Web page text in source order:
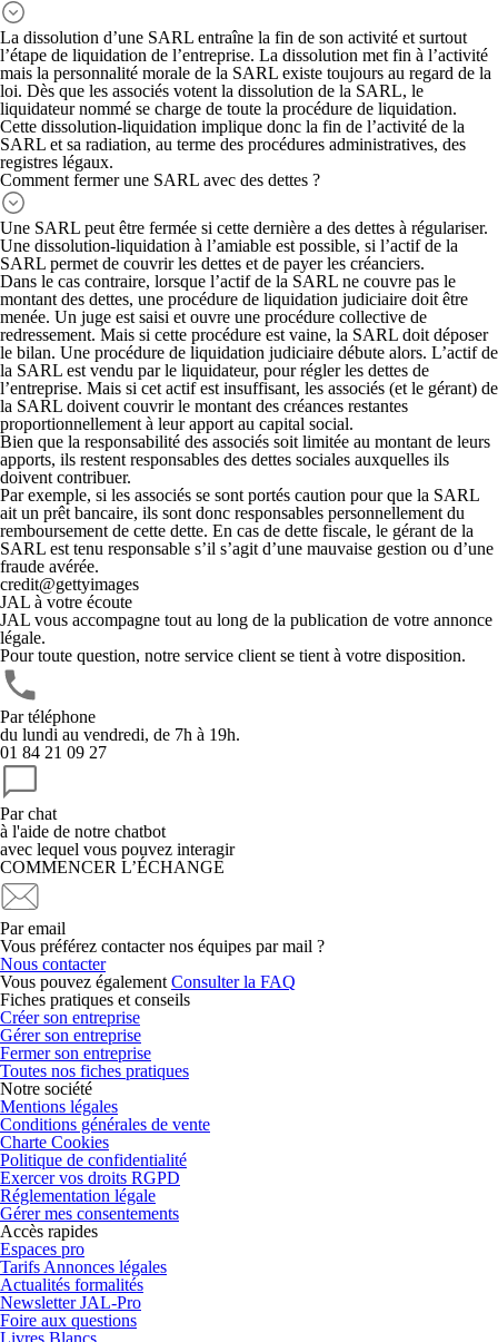
La dissolution d’une SARL entraîne la fin de son activité et surtout
l’étape de liquidation de l’entreprise. La dissolution met fin à l’activité
mais la personnalité morale de la SARL existe toujours au regard de la
loi. Dès que les associés votent la dissolution de la SARL, le
liquidateur nommé se charge de toute la procédure de liquidation.
Cette dissolution-liquidation implique donc la fin de l’activité de la
SARL et sa radiation, au terme des procédures administratives, des
registres légaux.
Comment fermer une SARL avec des dettes ?
Une SARL peut être fermée si cette dernière a des dettes à régulariser.
Une dissolution-liquidation à l’amiable est possible, si l’actif de la
SARL permet de couvrir les dettes et de payer les créanciers.
Dans le cas contraire, lorsque l’actif de la SARL ne couvre pas le
montant des dettes, une procédure de liquidation judiciaire doit être
menée. Un juge est saisi et ouvre une procédure collective de
redressement. Mais si cette procédure est vaine, la SARL doit déposer
le bilan. Une procédure de liquidation judiciaire débute alors. L’actif de
la SARL est vendu par le liquidateur, pour régler les dettes de
l’entreprise. Mais si cet actif est insuffisant, les associés (et le gérant) de
la SARL doivent couvrir le montant des créances restantes
proportionnellement à leur apport au capital social.
Bien que la responsabilité des associés soit limitée au montant de leurs
apports, ils restent responsables des dettes sociales auxquelles ils
doivent contribuer.
Par exemple, si les associés se sont portés caution pour que la SARL
ait un prêt bancaire, ils sont donc responsables personnellement du
remboursement de cette dette. En cas de dette fiscale, le gérant de la
SARL est tenu responsable s’il s’agit d’une mauvaise gestion ou d’une
fraude avérée.
credit@gettyimages
JAL à votre écoute
JAL vous accompagne tout au long de la publication de votre annonce
légale.
Pour toute question, notre service client se tient à votre disposition.
Par téléphone
du lundi au vendredi, de 7h à 19h.
01 84 21 09 27
Par chat
à l'aide de notre chatbot
avec lequel vous pouvez interagir
COMMENCER L’ÉCHANGE
Par email
Vous préférez contacter nos équipes par mail ?
Nous contacter
Vous pouvez également Consulter la FAQ
Fiches pratiques et conseils
Créer son entreprise
Gérer son entreprise
Fermer son entreprise
Toutes nos fiches pratiques
Notre société
Mentions légales
Conditions générales de vente
Charte Cookies
Politique de confidentialité
Exercer vos droits RGPD
Réglementation légale
Gérer mes consentements
Accès rapides
Espaces pro
Tarifs Annonces légales
Actualités formalités
Newsletter JAL-Pro
Foire aux questions
Livres Blancs